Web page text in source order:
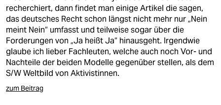
recherchiert, dann findet man einige Artikel die sagen,
das deutsches Recht schon längst nicht mehr nur „Nein
meint Nein“ umfasst und teilweise sogar über die
Forderungen von „Ja heißt Ja“ hinausgeht. Irgendwie
glaube ich lieber Fachleuten, welche auch noch Vor- und
Nachteile der beiden Modelle gegenüber stellen, als dem
S/W Weltbild von Aktivistinnen.
zum Beitrag